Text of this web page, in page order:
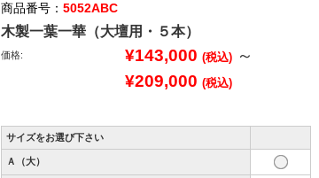
商品番号： 5052ABC
木製一葉一華（大壇用・５本）
価格: ¥143,000 (税込) ～
¥209,000 (税込)
サイズをお選び下さい
Ａ（大）